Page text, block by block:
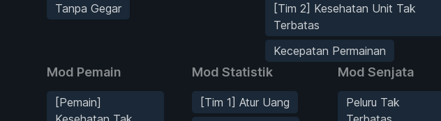
Tanpa Gegar
[Tim 2] Kesehatan Unit Tak
Terbatas
Kecepatan Permainan
Mod Pemain
[Pemain]
Mod Statistik
[Tim 1] Atur Uang
Mod Senjata
Peluru Tak